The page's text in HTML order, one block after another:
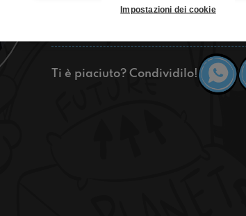
ogni giorno un'azienda deve
Ti è piaciuto? Condividilo!
Impostazioni dei cookie